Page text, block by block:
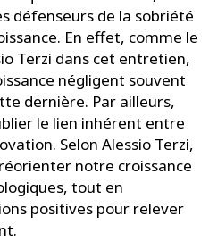
défenseurs de la sobriété
En effet, comme le
Terzi dans cet entretien,
négligent souvent
dernière. Par ailleurs,
le lien inhérent entre
Selon Alessio Terzi,
notre croissance
tout en
positives pour relever